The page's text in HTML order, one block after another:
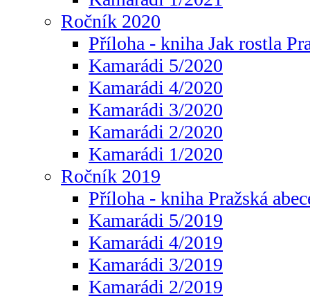
Ročník 2020
Příloha - kniha Jak rostla
Kamarádi 5/2020
Kamarádi 4/2020
Kamarádi 3/2020
Kamarádi 2/2020
Kamarádi 1/2020
Ročník 2019
Příloha - kniha Pražská
Kamarádi 5/2019
Kamarádi 4/2019
Kamarádi 3/2019
Kamarádi 2/2019